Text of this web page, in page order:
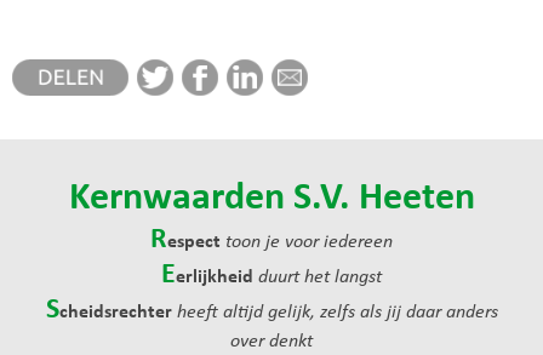
Kernwaarden S.V. Heeten
Respect toon je voor iedereen
Eerlijkheid duurt het langst
Scheidsrechter heeft altijd gelijk, zelfs als jij daar anders
over denkt